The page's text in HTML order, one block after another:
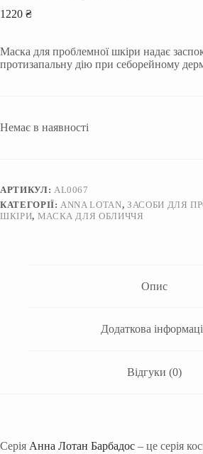
1220 ₴
Маска для проблемної шкіри надає
протизапальну дію при себорейному
Немає в наявності
АРТИКУЛ: AL0067
КАТЕГОРІЇ: ANNA LOTAN, ЗАСОБИ ДЛЯ
ШКІРИ, МАСКА ДЛЯ ОБЛИЧЧЯ
Опис
Додаткова
Відгуки (0)
Серія Анна Лотан Барбадос – це серія